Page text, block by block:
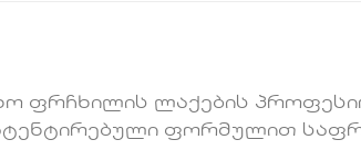
ფრჩხილის ლაქების
ფორმულით